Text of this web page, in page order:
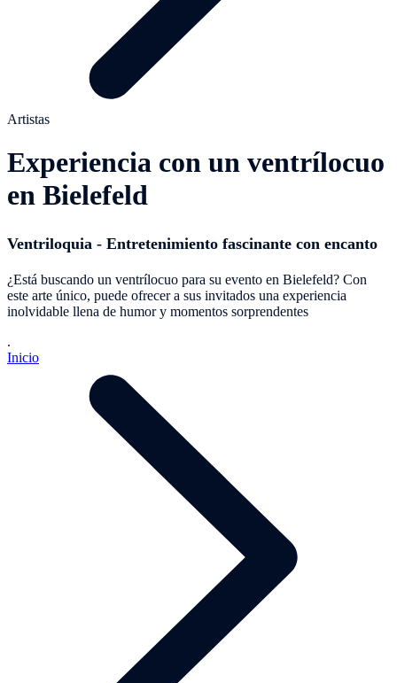
Artistas
Experiencia con un ventrílocuo
en Bielefeld
Ventriloquia - Entretenimiento fascinante con encanto
¿Está buscando un ventrílocuo para su evento en Bielefeld? Con
este arte único, puede ofrecer a sus invitados una experiencia
inolvidable llena de humor y momentos sorprendentes
.
Inicio